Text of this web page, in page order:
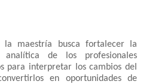
la maestría busca fortalecer la
analítica de los profesionales
para interpretar los cambios del
en oportunidades de